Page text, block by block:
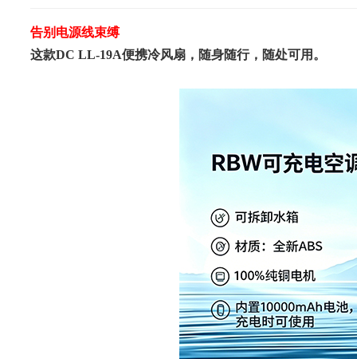
告别电源线束缚
这款DC LL-19A便携冷风扇，随身随行，随处可用。